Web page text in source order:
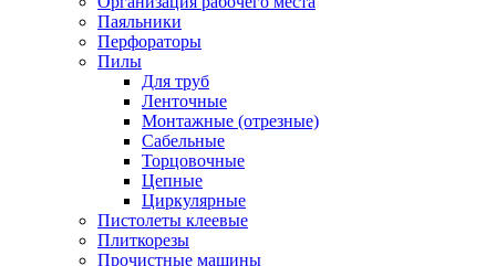
Паяльники
Перфораторы
Пилы
Для труб
Ленточные
Монтажные (отрезные)
Сабельные
Торцовочные
Цепные
Циркулярные
Пистолеты клеевые
Плиткорезы
Прочистные машины